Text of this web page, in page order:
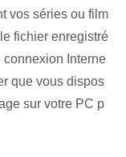
vos séries⁢ ou film
fichier enregistré
connexion Interne
que vous dispos
sur votre PC p